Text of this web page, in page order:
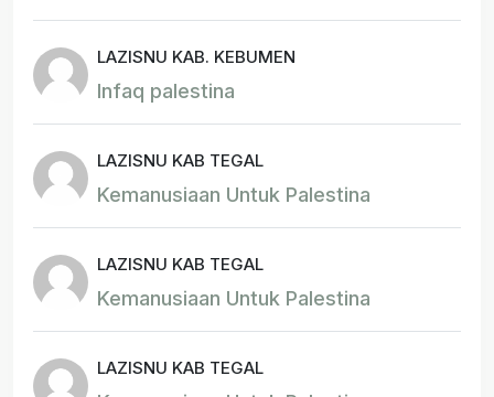
LAZISNU KAB. KEBUMEN
Infaq palestina
LAZISNU KAB TEGAL
Kemanusiaan Untuk Palestina
LAZISNU KAB TEGAL
Kemanusiaan Untuk Palestina
LAZISNU KAB TEGAL